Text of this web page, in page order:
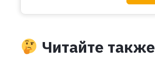
Читайте также